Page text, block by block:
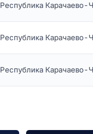
Республика Карачаево-
Республика Карачаево-
Республика Карачаево-